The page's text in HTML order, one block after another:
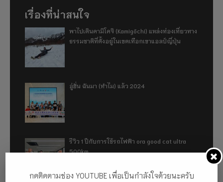
เรื่องที่น่าสนใจ
พาไปเดินคามิโคจิ (Kamigōchi) แหล่งท่องเที่ยวทาง
ธรรมชาติที่ตั้งอยู่ในเขตเทือกเขาแอลป์ญี่ปุ่น
อู่ฮั่น ฉันมา (ทำไม) แล้ว 2024
รีวิว 1 ปีกับการใช้รถไฟฟ้า ora good cat ultra
500km
กดติดตามช่อง YOUTUBE เพื่อเป็นกำลังใจด้วยนะครับ